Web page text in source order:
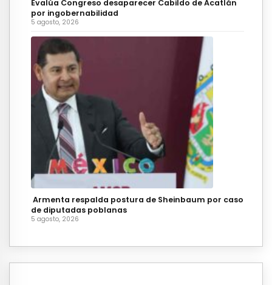
Evalúa Congreso desaparecer Cabildo de Acatlán
por ingobernabilidad
5 agosto, 2026
Armenta respalda postura de Sheinbaum por caso
de diputadas poblanas
5 agosto, 2026